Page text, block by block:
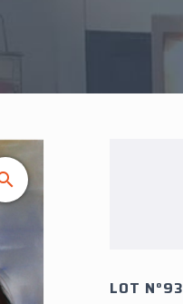
LOT N°93